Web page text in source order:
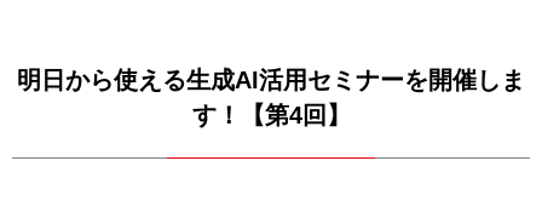
明日から使える生成AI活用セミナーを開催しま
す！【第4回】